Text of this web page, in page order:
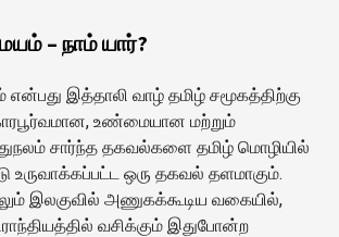
– நாம் யார்?
இத்தாலி வாழ் தமிழ் சமூகத்திற்கு
உண்மையான மற்றும்
சார்ந்த தகவல்களை தமிழ் மொழியில்
ஒரு தகவல் தளமாகும்.
இலகுவில் அணுகக்கூடிய வகையில்,
வசிக்கும் இதுபோன்ற